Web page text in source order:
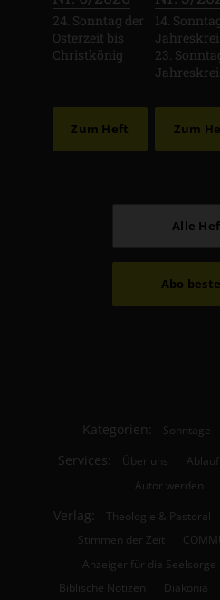
24. Sonntag der
Osterzeit bis
Christkönig
Zum Heft
14.
23.
Zum
Alle
Abo
Kategorien: Sonntage
Services: Über uns
Autor werden
Verlag: Theologie & Pastoral
Stimmen der Zeit
Anzeiger für die Seelsorge
Biblische Notizen
Diakonia